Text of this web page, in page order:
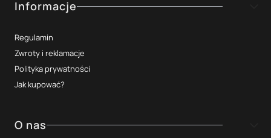
Informacje
Regulamin
Zwroty i reklamacje
Polityka prywatności
Jak kupować?
O nas